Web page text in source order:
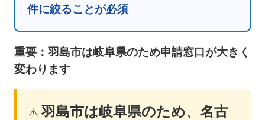
件に絞ることが必須
重要：羽島市は岐阜県のため申請窓口が大きく
変わります
⚠️羽島市は岐阜県のため、名古